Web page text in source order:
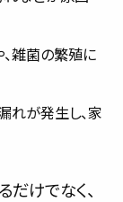
雑菌の繁殖に
れが発生し、家
けでなく、